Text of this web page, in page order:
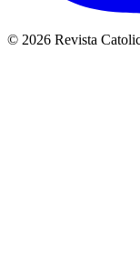
© 2026 Revista